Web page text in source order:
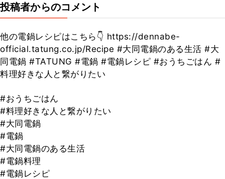
投稿者からのコメント
他の電鍋レシピはこちら👇 https://dennabe-
official.tatung.co.jp/Recipe #大同電鍋のある生活 #大
同電鍋 #TATUNG #電鍋 #電鍋レシピ #おうちごはん #
料理好きな人と繋がりたい
#おうちごはん
#料理好きな人と繋がりたい
#大同電鍋
#電鍋
#大同電鍋のある生活
#電鍋料理
#電鍋レシピ